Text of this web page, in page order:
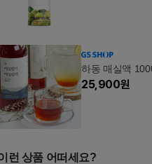
하동 매실액
25,900원
런 상품 어떠세요?